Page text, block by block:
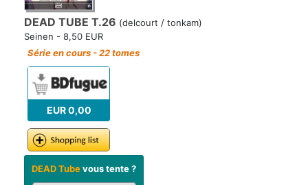
DEAD TUBE T.26 (delcourt / tonkam)
Seinen - 8,50 EUR
Série en cours - 22 tomes
EUR 0,00
DEAD Tubevous tente ?